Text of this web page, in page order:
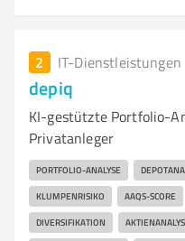
2 IT-Dienstleistungen
depiq
KI-gestützte Portfolio-
Privatanleger
PORTFOLIO-ANALYSE
KLUMPENRISIKO AAQS-SCORE
DIVERSIFIKATION